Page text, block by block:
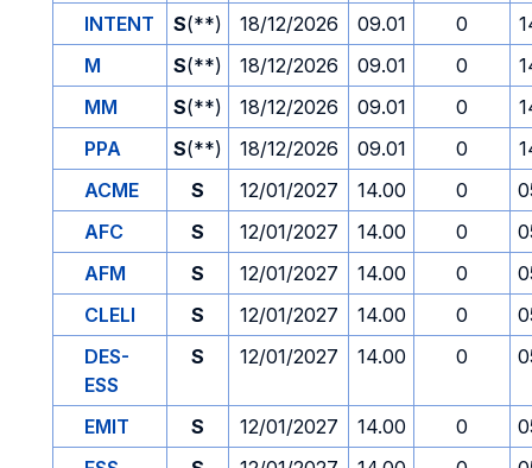
INTENT
S(**) 18/12/2026 09.01 0
M
S(**) 18/12/2026 09.01 0
MM
S(**) 18/12/2026 09.01 0
PPA
S(**) 18/12/2026 09.01 0
ACME
S 12/01/2027 14.00 0
AFC
S 12/01/2027 14.00 0
AFM
S 12/01/2027 14.00 0
CLELI
S 12/01/2027 14.00 0
DES-
ESS
S 12/01/2027 14.00 0
EMIT S 12/01/2027 14.00 0